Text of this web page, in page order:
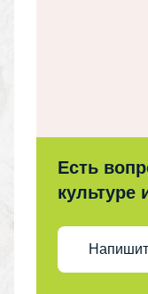
Есть
культуре